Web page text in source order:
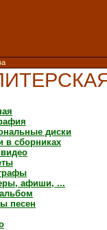
диски
в сборниках
видео
афиши, ...
песен